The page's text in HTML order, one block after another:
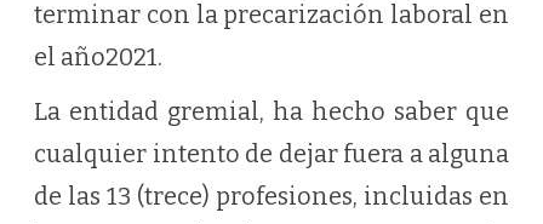
terminar con la precarización laboral en
el año2021.
La entidad gremial, ha hecho saber que
cualquier intento de dejar fuera a alguna
de las 13 (trece) profesiones, incluidas en